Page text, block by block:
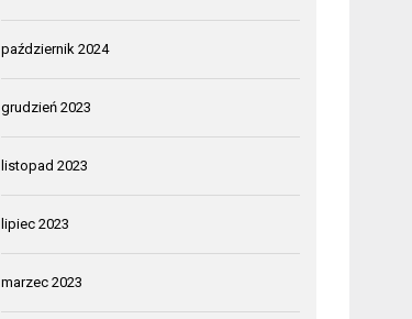
październik 2024
grudzień 2023
listopad 2023
lipiec 2023
marzec 2023